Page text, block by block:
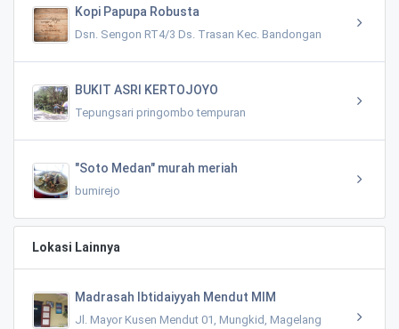
Kopi Papupa Robusta
Dsn. Sengon RT4/3 Ds. Trasan Kec. Bandongan
BUKIT ASRI KERTOJOYO
Tepungsari pringombo tempuran
"Soto Medan" murah meriah
bumirejo
Lokasi Lainnya
Madrasah Ibtidaiyyah Mendut MIM
Jl. Mayor Kusen Mendut 01, Mungkid, Magelang